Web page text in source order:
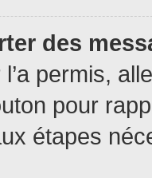
des
l’a permis,
pour
étapes